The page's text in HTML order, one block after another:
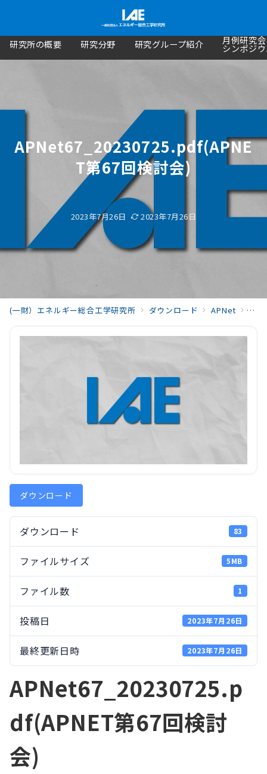
研究所の概要 研究分野 研究グループ紹介 月例研究
シンポジ
APNet67_20230725.pdf(APNE
T第67回検討会)
2023年7月26日 2023年7月26日
(一財）エネルギー総合工学研究所 ダウンロード APNet
ダウンロード
ダウンロード 83
ファイルサイズ 5MB
ファイル数 1
投稿日 2023年7月26日
最終更新日時 2023年7月26日
APNet67_20230725.p
df(APNET第67回検討
会)